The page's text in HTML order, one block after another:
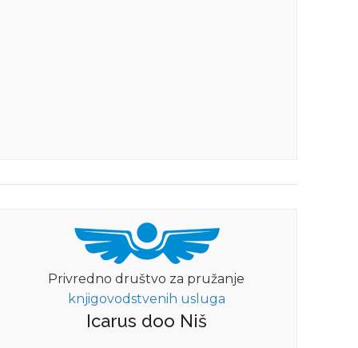
Privredno društvo za pružanje
knjigovodstvenih usluga
Icarus doo Niš